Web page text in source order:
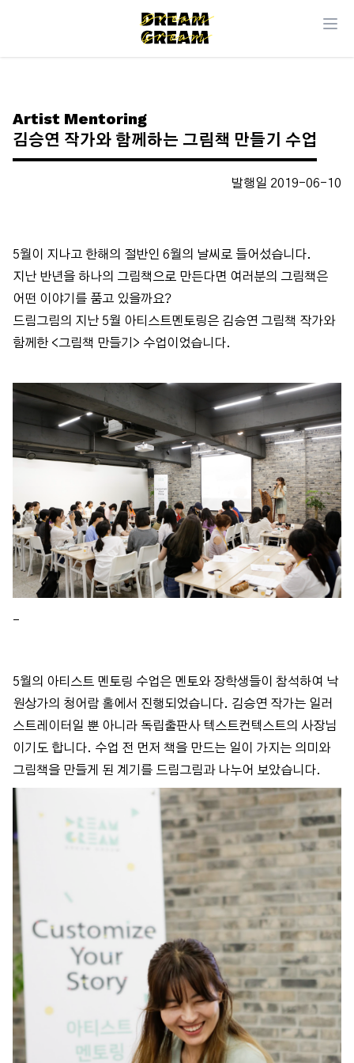
Artist Mentoring
김승연 작가와 함께하는 그림책 만들기 수업
발행일 2019-06-10
5월이 지나고 한해의 절반인 6월의 날씨로 들어섰습니다.
지난 반년을 하나의 그림책으로 만든다면 여러분의 그림책은
어떤 이야기를 품고 있을까요?
드림그림의 지난 5월 아티스트멘토링은 김승연 그림책 작가와
함께한 <그림책 만들기> 수업이었습니다.
5월의 아티스트 멘토링 수업은 멘토와 장학생들이 참석하여 낙
원상가의 청어람 홀에서 진행되었습니다. 김승연 작가는 일러
스트레이터일 뿐 아니라 독립출판사 텍스트컨텍스트의 사장님
이기도 합니다. 수업 전 먼저 책을 만드는 일이 가지는 의미와
그림책을 만들게 된 계기를 드림그림과 나누어 보았습니다.